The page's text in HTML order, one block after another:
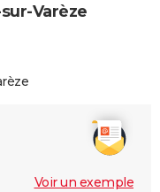
Varèze
Voir un exemple